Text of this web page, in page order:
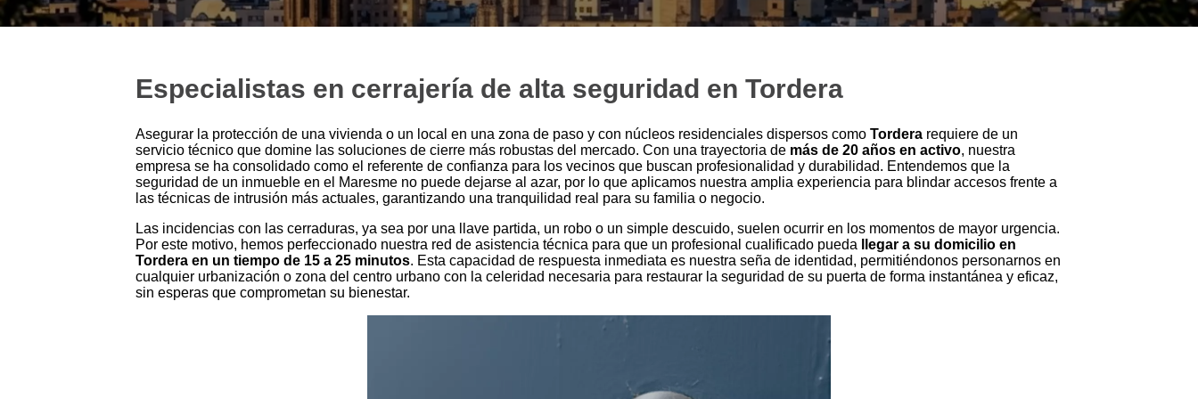
Especialistas en cerrajería de alta seguridad en Tordera
Asegurar la protección de una vivienda o un local en una zona de paso y con núcleos residenciales dispersos como Tordera requiere de un
servicio técnico que domine las soluciones de cierre más robustas del mercado. Con una trayectoria de más de 20 años en activo, nuestra
empresa se ha consolidado como el referente de confianza para los vecinos que buscan profesionalidad y durabilidad. Entendemos que la
seguridad de un inmueble en el Maresme no puede dejarse al azar, por lo que aplicamos nuestra amplia experiencia para blindar accesos frente a
las técnicas de intrusión más actuales, garantizando una tranquilidad real para su familia o negocio.
Las incidencias con las cerraduras, ya sea por una llave partida, un robo o un simple descuido, suelen ocurrir en los momentos de mayor urgencia.
Por este motivo, hemos perfeccionado nuestra red de asistencia técnica para que un profesional cualificado pueda
llegar a su domicilio en
Tordera en un tiempo de 15 a 25 minutos. Esta capacidad de respuesta inmediata es nuestra seña de identidad, permitiéndonos personarnos en
cualquier urbanización o zona del centro urbano con la celeridad necesaria para restaurar la seguridad de su puerta de forma instantánea y eficaz,
sin esperas que comprometan su bienestar.